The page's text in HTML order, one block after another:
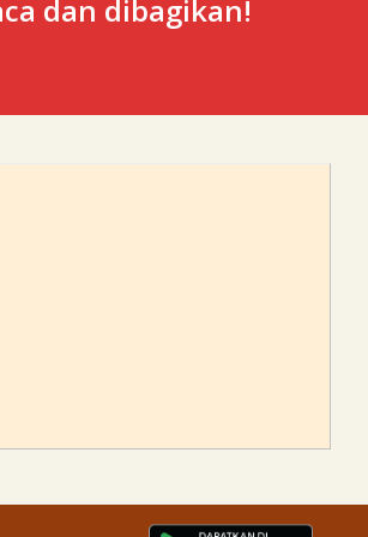
dan dibagikan!